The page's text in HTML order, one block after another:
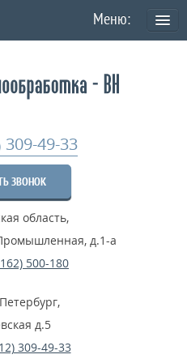
данных
309-49-33
ЗВОНОК
область,
д.1-а
500-180
,
д.5
309-49-33